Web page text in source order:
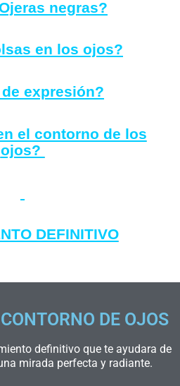
negras?
en los ojos?
expresión?
el contorno de los
ojos?
DEFINITIVO
DE OJOS
definitivo que te ayudara de
mirada perfecta y radiante.